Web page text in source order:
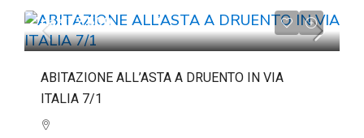
da€22.500
ABITAZIONE ALL’ASTA A DRUENTO IN VIA
ITALIA 7/1